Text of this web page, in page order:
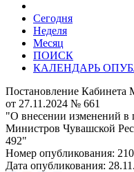
Сегодня
Неделя
Месяц
ПОИСК
КАЛЕНДАРЬ
Постановление Кабинета
от 27.11.2024 № 661
"О внесении изменений в
Министров Чувашской
492"
Номер опубликования:
Дата опубликования: